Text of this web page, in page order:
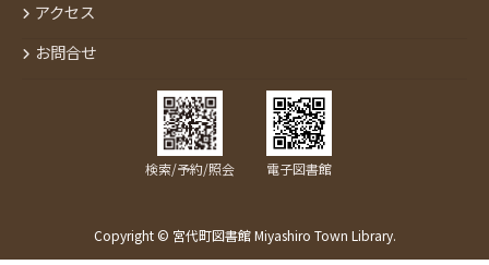
アクセス
お問合せ
検索/予約/照会 電子図書館
Copyright © 宮代町図書館 Miyashiro Town Library.